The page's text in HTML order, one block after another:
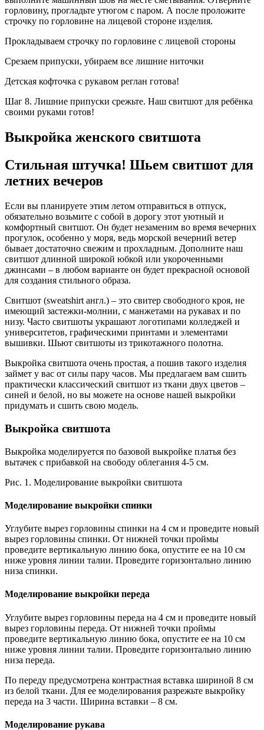
горловину, прогладьте утюгом с паром. А после проложите
строчку по горловине на лицевой стороне изделия.
Прокладываем строчку по горловине с лицевой стороны
Срезаем припуски, убираем все лишние ниточки
Детская кофточка с рукавом реглан готова!
Шаг 8. Лишние припуски срежьте. Наш свитшот для ребёнка
своими руками готов!
Выкройка женского свитшота
Стильная штучка! Шьем свитшот для
летних вечеров
Если вы планируете этим летом отправиться в отпуск,
обязательно возьмите с собой в дорогу этот уютный и
комфортный свитшот. Он будет незаменим во время вечерних
прогулок, особенно у моря, ведь морской вечерний ветер
бывает достаточно свежим и прохладным. Дополните наш
свитшот длинной широкой юбкой или укороченными
джинсами – в любом варианте он будет прекрасной основой
для создания стильного образа.
Свитшот (sweatshirt англ.) – это свитер свободного кроя, не
имеющий застежки-молнии, с манжетами на рукавах и по
низу. Часто свитшоты украшают логотипами колледжей и
университетов, графическими принтами и элементами
вышивки. Шьют свитшоты из трикотажного полотна.
Выкройка свитшота очень простая, а пошив такого изделия
займет у вас от силы пару часов. Мы предлагаем вам сшить
практически классический свитшот из ткани двух цветов –
синей и белой, но вы можете на основе нашей выкройки
придумать и сшить свою модель.
Выкройка свитшота
Выкройка моделируется по базовой выкройке платья без
вытачек с прибавкой на свободу облегания 4-5 см.
Рис. 1. Моделирование выкройки свитшота
Моделирование выкройки спинки
Углубите вырез горловины спинки на 4 см и проведите новый
вырез горловины спинки. От нижней точки проймы
проведите вертикальную линию бока, опустите ее на 10 см
ниже уровня линии талии. Проведите горизонтально линию
низа спинки.
Моделирование выкройки переда
Углубите вырез горловины переда на 4 см и проведите новый
вырез горловины переда. От нижней точки проймы
проведите вертикальную линию бока, опустите ее на 10 см
ниже уровня линии талии. Проведите горизонтально линию
низа переда.
По переду предусмотрена контрастная вставка шириной 8 см
из белой ткани. Для ее моделирования разрежьте выкройку
переда на 3 части. Ширина вставки – 8 см.
Моделирование рукава